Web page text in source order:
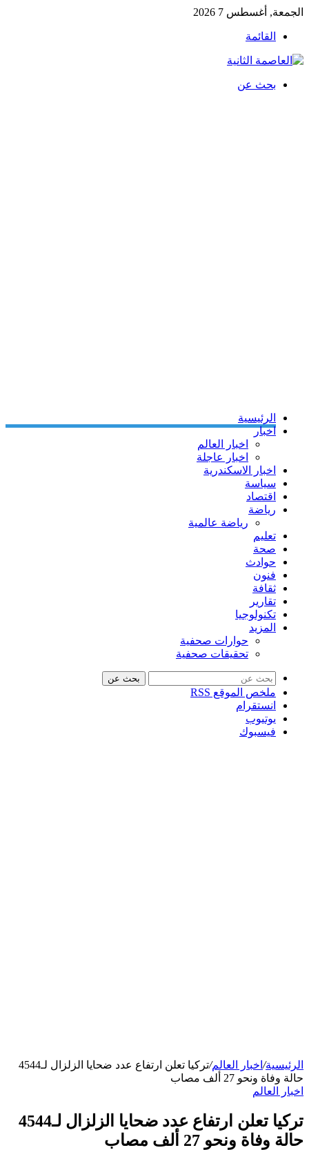
الجمعة, أغسطس 7 2026
القائمة
بحث عن
الرئيسية
اخبار
اخبار العالم
اخبار عاجلة
اخبار الاسكندرية
سياسة
اقتصاد
رياضة
رياضة عالمية
تعليم
صحة
حوادث
فنون
ثقافة
تقارير
تكنولوجيا
المزيد
حوارات صحفية
تحقيقات صحفية
بحث عن
ملخص الموقع RSS
انستقرام
يوتيوب
فيسبوك
الرئيسية/ اخبار العالم/
تركيا تعلن ارتفاع عدد ضحايا الزلزال لـ4544
حالة وفاة ونحو 27 ألف مصاب
اخبار العالم
تركيا تعلن ارتفاع عدد ضحايا الزلزال لـ4544
حالة وفاة ونحو 27 ألف مصاب